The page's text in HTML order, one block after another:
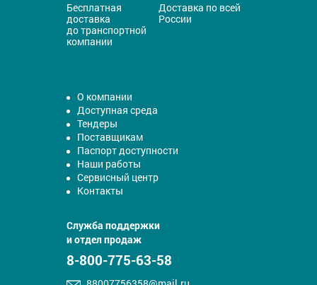
Бесплатная
доставка
до транспортной
компании
Доставка по всей
России
О компании
Доступная среда
Тендеры
Поставщикам
Паспорт доступности
Наши работы
Сервисный центр
Контакты
Служба поддержки
и отдел продаж
8-800-775-63-58